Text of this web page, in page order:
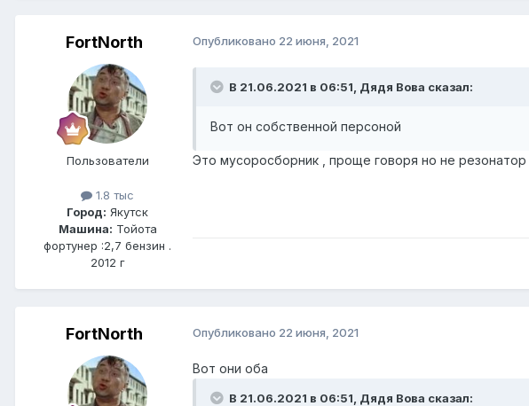
FоrtNorth
Пользователи
1.8 тыс
Город: Якутск
Машина: Тойота
фортунер :2,7 бензин .
2012 г
Опубликовано 22 июня, 2021
В 21.06.2021 в 06:51, Дядя Вова сказал:
Вот он собственной персоной
Это мусоросборник , проще говоря но не резонатор
FоrtNorth Опубликовано 22 июня, 2021
Вот они оба
В 21.06.2021 в 06:51, Дядя Вова сказал: